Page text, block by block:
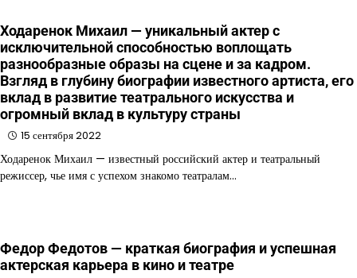
Ходаренок Михаил — уникальный актер с
исключительной способностью воплощать
разнообразные образы на сцене и за кадром.
Взгляд в глубину биографии известного артиста, его
вклад в развитие театрального искусства и
огромный вклад в культуру страны
15 сентября 2022
Ходаренок Михаил — известный российский актер и театральный
режиссер, чье имя с успехом знакомо театралам…
Федор Федотов — краткая биография и успешная
актерская карьера в кино и театре